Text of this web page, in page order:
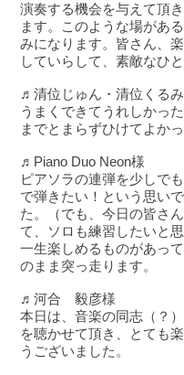
演奏する機会を与えて頂
ます。このような場があ
みになります。皆さん、
していらして、素敵なひと
♬清位じゅん・清位くる
うまくできてうれしかっ
までとまらずひけてよかっ
♬Piano Duo Neon様
ピアソラの連弾を少しで
で弾きたい！という思い
た。（でも、今日の皆さ
て、ソロも練習したいと思
一生楽しめるものがあっ
のまま突っ走ります。
♬河合 毅彦様
本日は、音楽の同志（？
を聴かせて頂き、とても
うございました。